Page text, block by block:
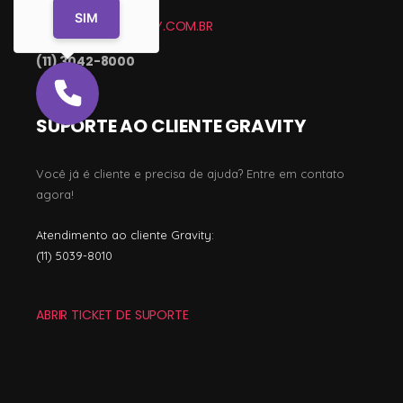
CONTATO@GRAVITY.COM.BR
(11) 3042-8000
SUPORTE AO CLIENTE GRAVITY
Você já é cliente e precisa de ajuda? Entre em contato
agora!
Atendimento ao cliente Gravity:
(11) 5039-8010
ABRIR TICKET DE SUPORTE
SIM